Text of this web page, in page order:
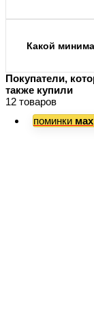
Какой
Покупатели,
также купили
12 товаров
поминки мах